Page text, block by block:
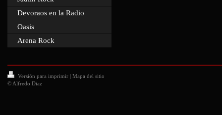
Devoraos en la Radio
Oasis
Arena Rock
Versión para imprimir | Mapa del sitio
© Alfredo Diaz